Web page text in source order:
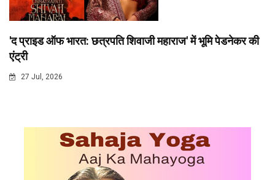
'द प्राइड ऑफ भारत: छत्रपति शिवाजी महाराज' में भूमि पेडनेकर की
एंट्री
27 Jul, 2026